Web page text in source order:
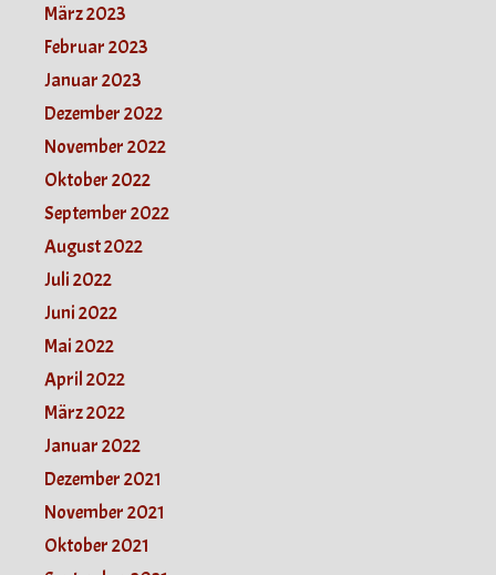
März 2023
Februar 2023
Januar 2023
Dezember 2022
November 2022
Oktober 2022
September 2022
August 2022
Juli 2022
Juni 2022
Mai 2022
April 2022
März 2022
Januar 2022
Dezember 2021
November 2021
Oktober 2021